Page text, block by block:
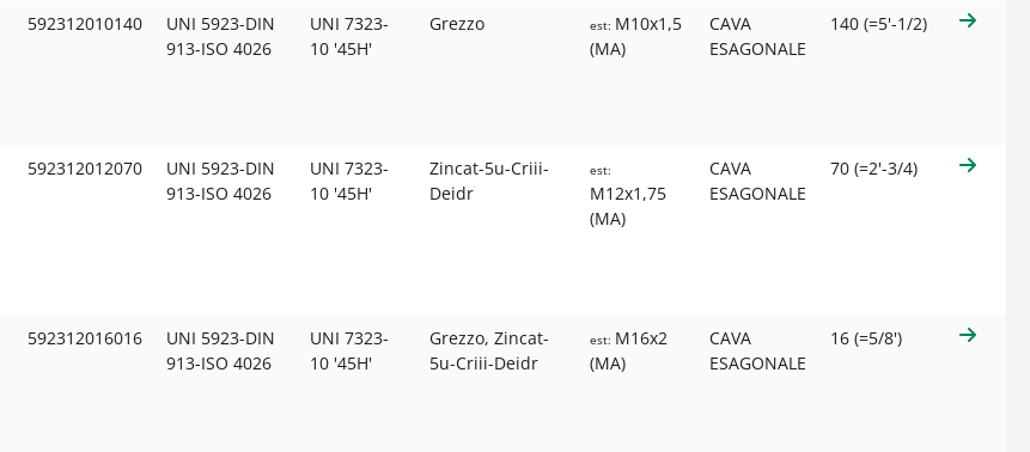
592312010140
UNI 5923-DIN
913-ISO 4026
UNI 7323-
10 '45H'
Grezzo est: M10x1,5
(MA)
CAVA
ESAGONALE
140 (=5'-1/2)
592312012070
UNI 5923-DIN
913-ISO 4026
UNI 7323-
10 '45H'
Zincat-5u-Criii-
Deidr
est:
M12x1,75
(MA)
CAVA
ESAGONALE
70 (=2'-3/4)
592312016016
UNI 5923-DIN
913-ISO 4026
UNI 7323-
10 '45H'
Grezzo, Zincat-
5u-Criii-Deidr
est: M16x2
(MA)
CAVA
ESAGONALE
16 (=5/8')